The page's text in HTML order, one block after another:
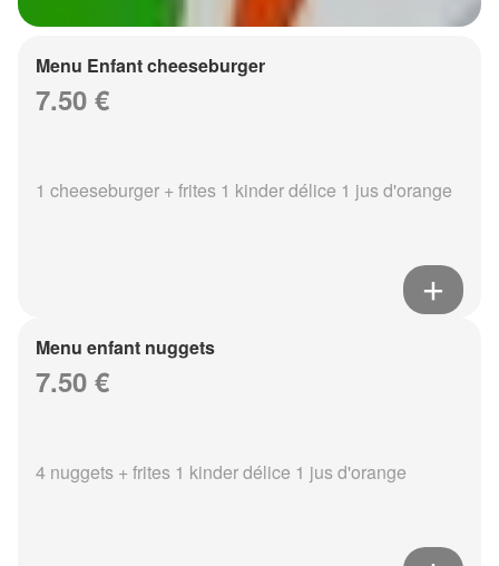
Menu Enfant cheeseburger
7.50 €
1 cheeseburger + frites 1 kinder délice 1 jus d'orange
Menu enfant nuggets
7.50 €
4 nuggets + frites 1 kinder délice 1 jus d'orange